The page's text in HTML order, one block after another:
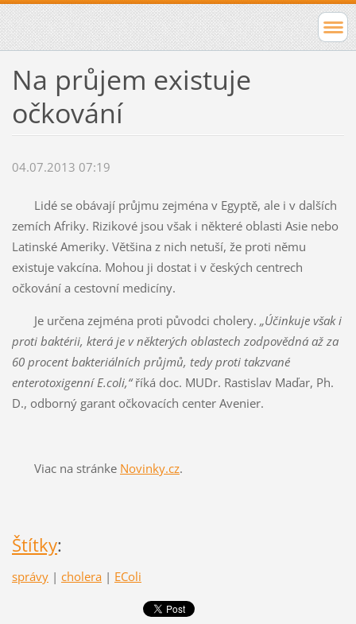
Na průjem existuje
očkování
04.07.2013 07:19
Lidé se obávají průjmu zejména v Egyptě, ale i v dalších
zemích Afriky. Rizikové jsou však i některé oblasti Asie nebo
Latinské Ameriky. Většina z nich netuší, že proti němu
existuje vakcína. Mohou ji dostat i v českých centrech
očkování a cestovní medicíny.
Je určena zejména proti původci cholery. „Účinkuje však i
proti baktérii, která je v některých oblastech zodpovědná až za
60 procent bakteriálních průjmů, tedy proti takzvané
enterotoxigenní E.coli,“říká doc. MUDr. Rastislav Maďar, Ph.
D., odborný garant očkovacích center Avenier.
Viac na stránke Novinky.cz.
Štítky:
správy | cholera | EColi